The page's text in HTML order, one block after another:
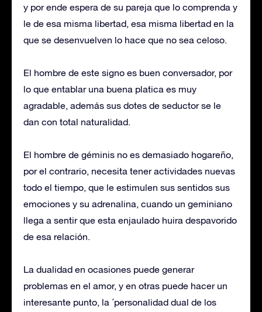
y por ende espera de su pareja que lo comprenda y
le de esa misma libertad, esa misma libertad en la
que se desenvuelven lo hace que no sea celoso.
El hombre de este signo es buen conversador, por
lo que entablar una buena platica es muy
agradable, además sus dotes de seductor se le
dan con total naturalidad.
El hombre de géminis no es demasiado hogareño,
por el contrario, necesita tener actividades nuevas
todo el tiempo, que le estimulen sus sentidos sus
emociones y su adrenalina, cuando un geminiano
llega a sentir que esta enjaulado huira despavorido
de esa relación.
La dualidad en ocasiones puede generar
problemas en el amor, y en otras puede hacer un
interesante punto, la ´personalidad dual de los